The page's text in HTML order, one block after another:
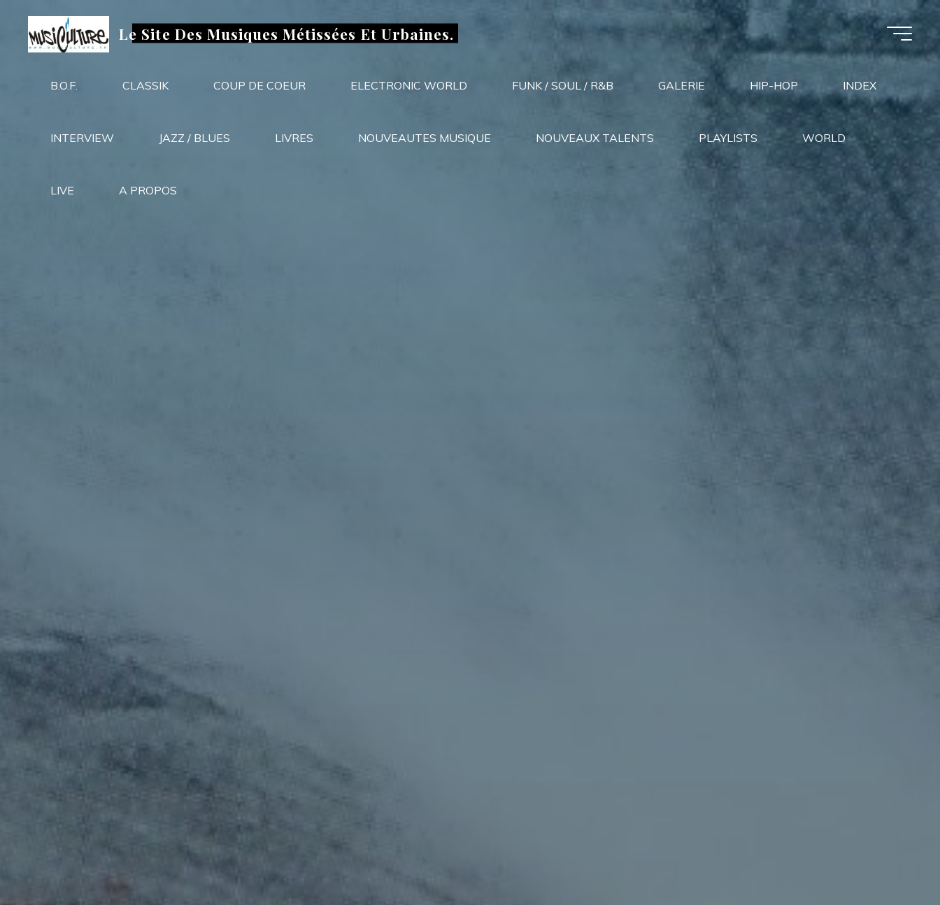
contenu
Le Site Des Musiques Métissées Et Urbaines.
B.O.F. CLASSIK COUP DE COEUR ELECTRONIC WORLD FUNK / SOUL / R&B GALERIE HIP-HOP INDEX
INTERVIEW JAZZ / BLUES LIVRES NOUVEAUTES MUSIQUE NOUVEAUX TALENTS PLAYLISTS WORLD
LIVE A PROPOS